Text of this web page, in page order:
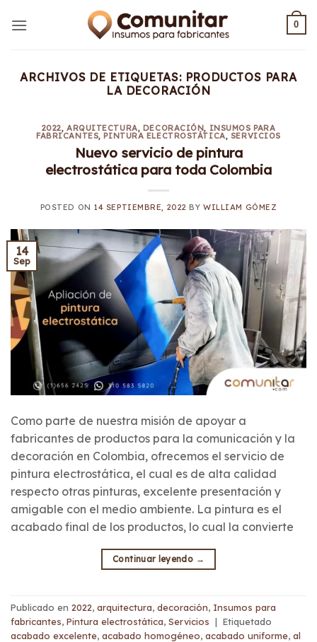
0
ARCHIVOS DE ETIQUETAS: PRODUCTOS PARA
LA DECORACIÓN
2022,ARQUITECTURA, DECORACIÓN, INSUMOS PARA
FABRICANTES, PINTURA ELECTROSTÁTICA, SERVICIOS
Nuevo servicio de pintura
electrostática para toda Colombia
POSTED ON 14 SEPTIEMBRE, 2022 BYWILLIAM GÓMEZ
14
Sep
Como parte de nuestra misión de apoyar a
fabricantes de productos para la comunicación y la
decoración en Colombia, ofrecemos el servicio de
pintura electrostática, el cual es de alta calidad
respecto otras pinturas, excelente presentación y
amigable con el medio ambiente. La pintura es el
acabado final de los productos, lo cual la convierte
Continuar leyendo →
Publicado en 2022, arquitectura, decoración, Insumos para
fabricantes, Pintura electrostática, Servicios | Etiquetado
acabado excelente, acabado homogéneo, acabado uniforme, al